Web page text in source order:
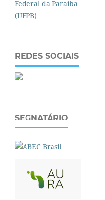
REDES SOCIAIS
SEGNATÁRIO